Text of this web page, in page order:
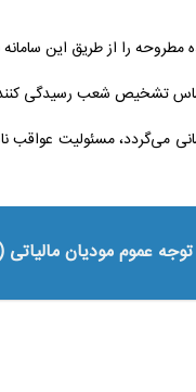
را از طریق این سامانه
تشخیص شعب رسیدگی
می‌گردد، مسئولیت
توجه عموم مودیان